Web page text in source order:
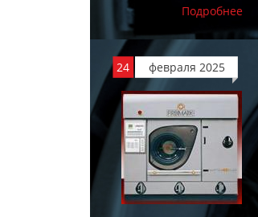
Подробнее
24 февраля 2025